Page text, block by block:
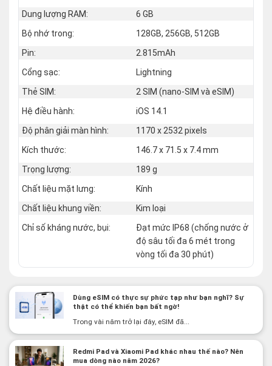
Dung lượng RAM:
6 GB
Bộ nhớ trong:
128GB, 256GB, 512GB
Pin:
2.815mAh
Cổng sạc:
Lightning
Thẻ SIM:
2 SIM (nano‑SIM và eSIM)
Hệ điều hành:
iOS 14.1
Độ phân giải màn hình:
1170 x 2532 pixels
Kích thước:
146.7 x 71.5 x 7.4 mm
Trọng lượng:
189 g
Chất liệu mặt lưng:
Kính
Chất liệu khung viền:
Kim loại
Chỉ số kháng nước, bụi:
Đạt mức IP68 (chống nước ở
độ sâu tối đa 6 mét trong
vòng tối đa 30 phút)
Dùng eSIM có thực sự phức tạp như bạn nghĩ? Sự
thật có thể khiến bạn bất ngờ!
Trong vài năm trở lại đây, eSIM đã...
Redmi Pad và Xiaomi Pad khác nhau thế nào? Nên
mua dòng nào năm 2026?